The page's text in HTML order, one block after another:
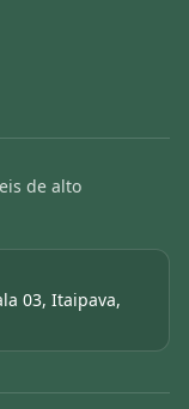
de alto
03, Itaipava,